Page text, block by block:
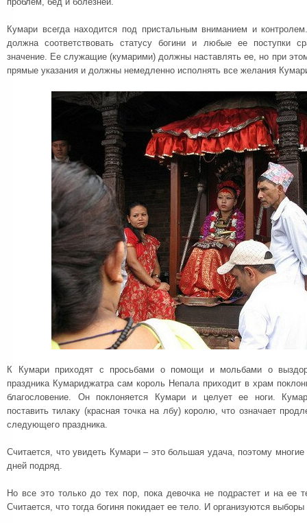
Кумари всегда находится под пристальным вниманием и
должна соответствовать статусу богини и любые ее поступки
значение. Ее служащие (кумарими) должны наставлять ее, но при
прямые указания и должны немедленно исполнять все желания
К Кумари приходят с просьбами о помощи и мольбами о
праздника Кумариджатра сам король Непала приходит в храм
благословение. Он поклоняется Кумари и целует ее ноги.
поставить тилаку (красная точка на лбу) королю, что означает
следующего праздника.
Считается, что увидеть Кумари – это большая удача, поэтому многие
дней подряд.
Но все это только до тех пор, пока девочка не подрастет и на ее
Считается, что тогда богиня покидает ее тело. И организуются